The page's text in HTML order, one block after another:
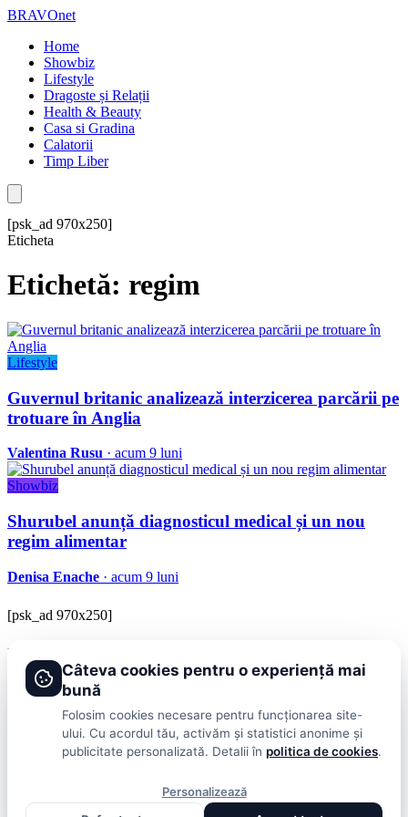
BRAVOnet
Home
Showbiz
Lifestyle
Dragoste și Relații
Health & Beauty
Casa si Gradina
Calatorii
Timp Liber
[psk_ad 970x250]
Eticheta
Etichetă: regim
Lifestyle
Guvernul britanic analizează interzicerea parcării pe
trotuare în Anglia
Valentina Rusu · acum 9 luni
Showbiz
Shurubel anunță diagnosticul medical și un nou
regim alimentar
Denisa Enache · acum 9 luni
[psk_ad 970x250]
BRAVOnet
Showbiz, vedete si tot ce misca in lumea mondena
ShowbizPublicitateLifestyleHealth & BeautyCasa si Gradina
Câteva cookies pentru o experiență mai
bună
Folosim cookies necesare pentru funcționarea site-
ului. Cu acordul tău, activăm și statistici anonime și
publicitate personalizată. Detalii în politica de cookies.
Personalizează